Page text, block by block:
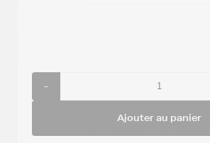
-
Ajouter au panier